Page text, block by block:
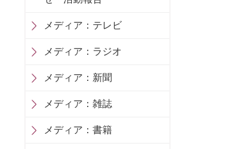
メディア：テレビ
メディア：ラジオ
メディア：新聞
メディア：雑誌
メディア：書籍